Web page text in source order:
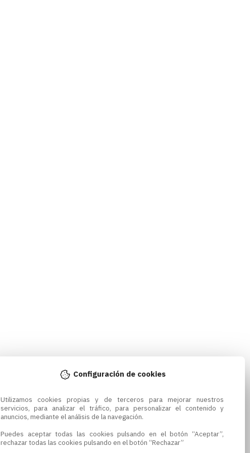
Configuración de cookies
Utilizamos cookies propias y de terceros para mejorar nuestros
servicios, para analizar el tráfico, para personalizar el contenido y
anuncios, mediante el análisis de la navegación.
Puedes aceptar todas las cookies pulsando en el botón “Aceptar”,
rechazar todas las cookies pulsando en el botón “Rechazar”